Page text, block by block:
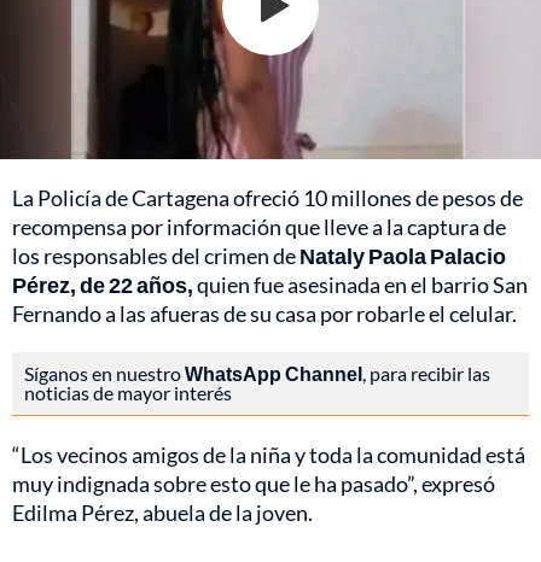
La Policía deCartagenaofreció 10 millones de pesos de
recompensa por información que lleve a la captura de
los responsables del crimen deNataly Paola Palacio
Pérez, de 22 años,quien fue asesinada en el barrio San
Fernando a las afueras de su casa por robarle el celular.
Síganos en nuestroWhatsApp Channel , para recibir las
noticias de mayor interés
“Los vecinos amigos de la niña y toda la comunidad está
muy indignada sobre esto que le ha pasado”, expresó
Edilma Pérez, abuela de la joven.